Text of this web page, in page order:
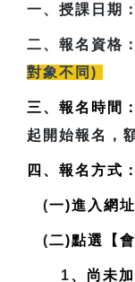
一、授課日期：
二、報名資格：
對象不同)
三、報名時間：
起開始報名，
四、報名方式
(一)進入網址
(二)點選【
1、尚未